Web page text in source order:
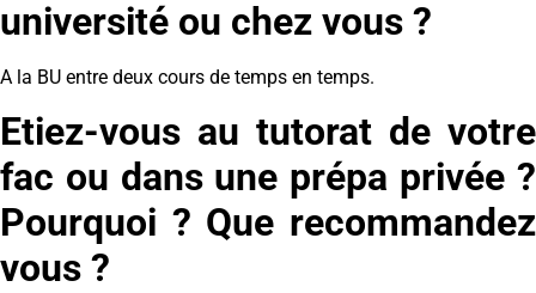
université ou chez vous ?
A la BU entre deux cours de temps en temps.
Etiez-vous au tutorat de votre
fac ou dans une prépa privée ?
Pourquoi ? Que recommandez
vous ?